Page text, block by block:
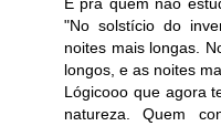
"No solstício do
noites mais longas.
longos, e as noites
Lógicooo que agora
natureza. Quem